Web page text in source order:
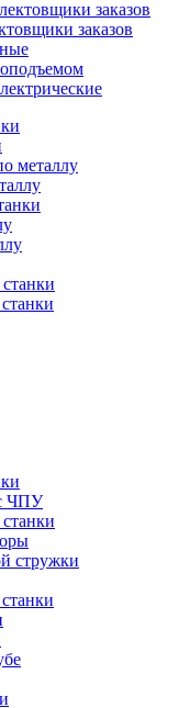
заказов
металлу
ЧПУ
стружки